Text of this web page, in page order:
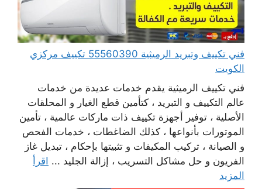
فني تكييف وتبريد الرميثية 55560390 تكييف مركزي
الكويت
فني تكييف الرميثية يقدم خدمات عديدة من خدمات
عالم التكييف و التبريد ، كتأمين قطع الغيار و المحلقات
الأصلية ، توفير أجهزة تكييف ذات ماركات عالمية ، تأمين
الموتورات بأنواعها ، كذلك الضاغطات ، خدمات الفحص
و الصيانة ، تركيب المكيفات و تثبيتها بإحكام ، تبديل غاز
الفريون و حل مشاكل التسريب ، إزالة الجليد ... اقرأ
المزيد